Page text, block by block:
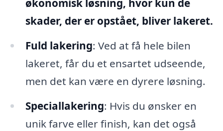
økonomisk løsning, hvor kun de
skader, der er opstået, bliver lakeret.
Fuld lakering: Ved at få hele bilen
lakeret, får du et ensartet udseende,
men det kan være en dyrere løsning.
Speciallakering: Hvis du ønsker en
unik farve eller finish, kan det også